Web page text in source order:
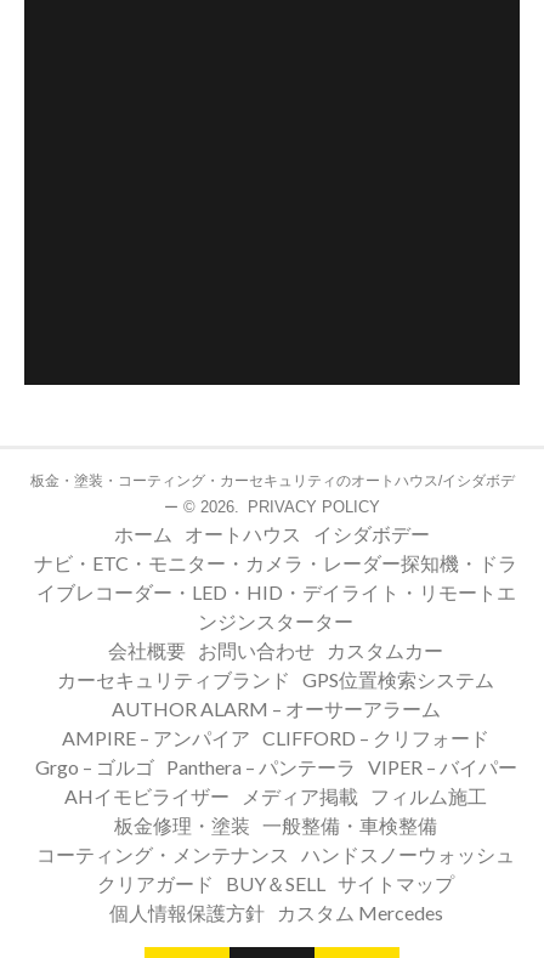
板金・塗装・コーティング・カーセキュリティのオートハウス/イシダボデ
ー © 2026. PRIVACY POLICY
ホーム オートハウス
イシダボデー
ナビ・ETC・モニター・カメラ・レーダー探知機・ドラ
イブレコーダー・LED・HID・デイライト・リモートエ
ンジンスターター
会社概要 お問い合わせ
カスタムカー
カーセキュリティブランド
GPS位置検索システム
AUTHOR ALARM – オーサーアラーム
AMPIRE – アンパイア CLIFFORD – クリフォード
Grgo – ゴルゴ
Panthera – パンテーラ
VIPER – バイパー
AHイモビライザー
メディア掲載
フィルム施工
板金修理・塗装 一般整備・車検整備
コーティング・メンテナンス
ハンドスノーウォッシュ
クリアガード
BUY＆SELL サイトマップ
個人情報保護方針
カスタム Mercedes